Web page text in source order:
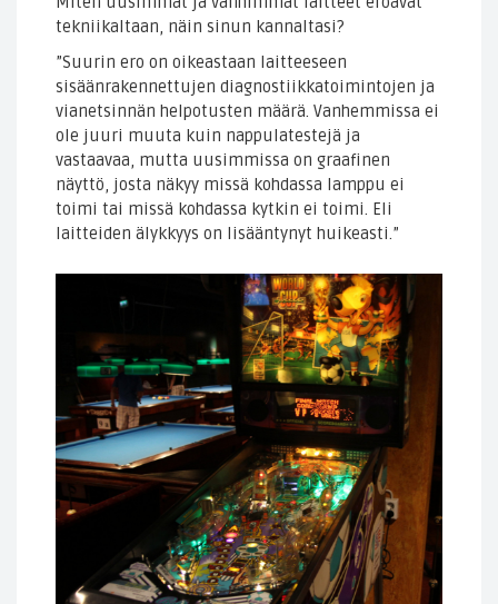
tekniikaltaan, näin sinun kannaltasi?
”Suurin ero on oikeastaan laitteeseen
sisäänrakennettujen diagnostiikkatoimintojen ja
vianetsinnän helpotusten määrä. Vanhemmissa ei
ole juuri muuta kuin nappulatestejä ja
vastaavaa, mutta uusimmissa on graafinen
näyttö, josta näkyy missä kohdassa lamppu ei
toimi tai missä kohdassa kytkin ei toimi. Eli
laitteiden älykkyys on lisääntynyt huikeasti.”